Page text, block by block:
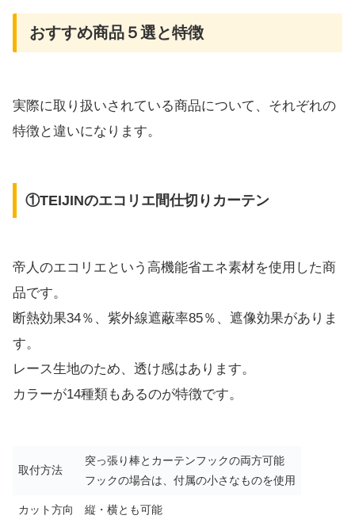
おすすめ商品５選と特徴
実際に取り扱いされている商品について、それぞれの
特徴と違いになります。
①TEIJINのエコリエ間仕切りカーテン
帝人のエコリエという高機能省エネ素材を使用した商
品です。
断熱効果34％、紫外線遮蔽率85％、遮像効果がありま
す。
レース生地のため、透け感はあります。
カラーが14種類もあるのが特徴です。
取付方法
突っ張り棒とカーテンフックの両方可能
フックの場合は、付属の小さなものを使用
カット方向 縦・横とも可能